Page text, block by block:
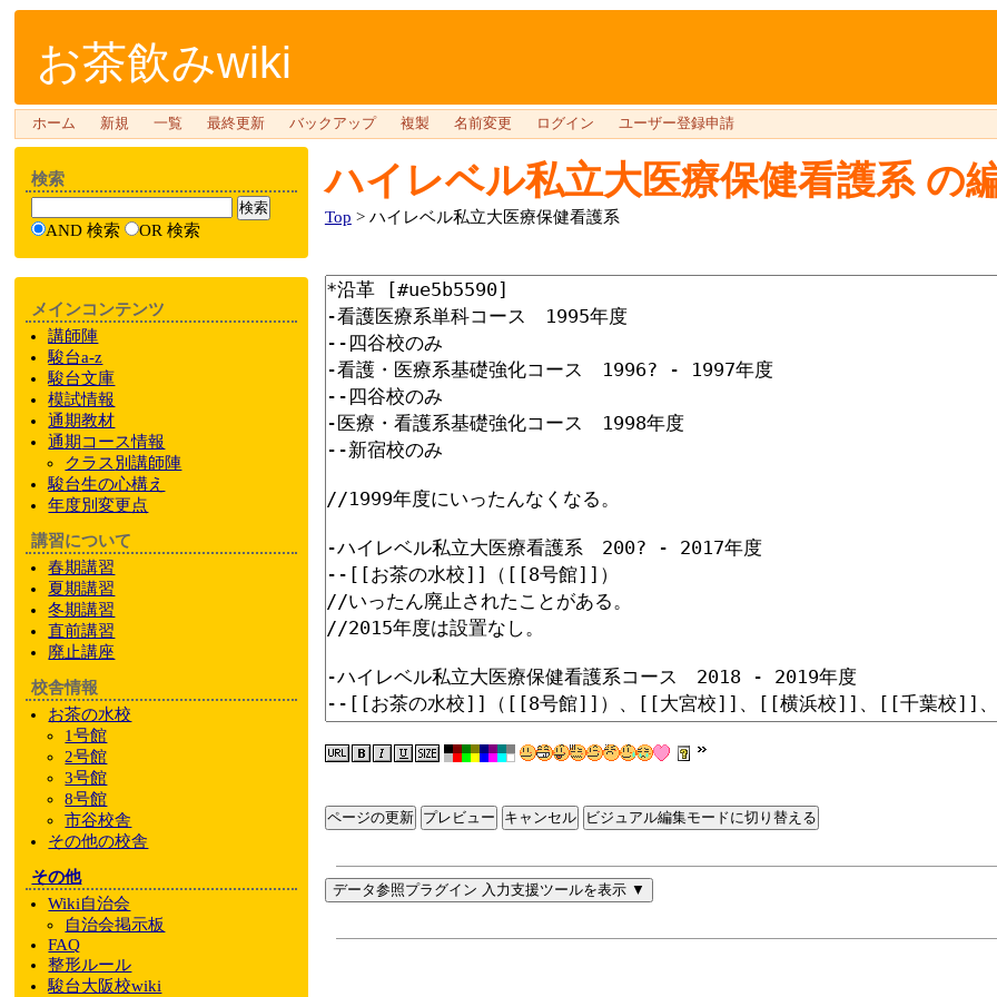
お茶飲みwiki
ホーム 新規 一覧 最終更新 バックアップ 複製 名前変更 ログイン ユーザー登録申請
ハイレベル私立大医療保健看護系の
Top > ハイレベル私立大医療保健看護系
ページの更新 ビジュアル編集モードに切り替える
データ参照プラグイン 入力支援ツールを表示 ▼
検索
AND 検索 OR 検索
メインコンテンツ
講師陣
駿台a-z
駿台文庫
模試情報
通期教材
通期 コース情報
クラス別講師陣
駿台生の心構え
年度別変更点
講習について
春期講習
夏期講習
冬期講習
直前講習
廃止講座
校舎情報
お茶の水校
1号館
2号館
3号館
8号館
市谷校舎
その他の校舎
その他
Wiki自治会
自治会掲示板
FAQ
整形ルール
駿台大阪校wiki